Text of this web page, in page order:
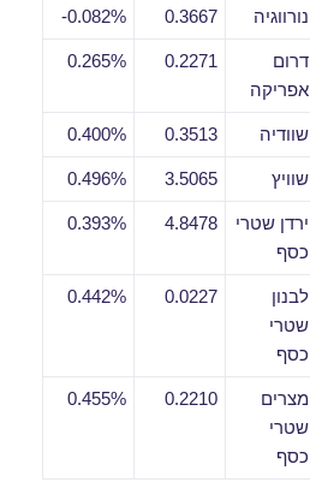
נורווגיה 0.3667
0.082%-
דרום
אפריקה
0.2271
0.265%
שוודיה 0.3513
0.400%
שוויץ 3.5065
0.496%
ירדן שטרי
כסף
4.8478
0.393%
לבנון
שטרי
כסף
0.0227
0.442%
מצרים
שטרי
כסף
0.2210
0.455%